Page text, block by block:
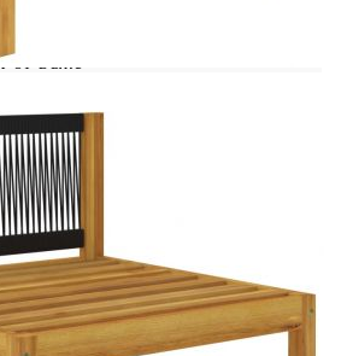
от въже
акациева дървесина с
63 x 63 x 30 см (Д x Ш x
диван: 65 x 65 x 60 см
диван: 65 x 65 x 60 см